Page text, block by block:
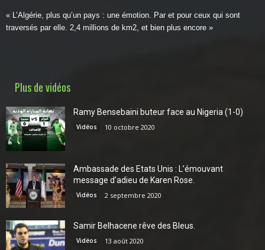
« L’Algérie, plus qu’un pays : une émotion. Par et pour ceux qui sont
traversés par elle. 2,4 millions de km2, et bien plus encore »
Plus de vidéos
Ramy Bensebaini buteur face au Nigeria (1-0)
Vidéos 10 octobre 2020
Ambassade des Etats Unis : L’émouvant
message d’adieu de Karen Rose.
Vidéos 2 septembre 2020
Samir Belhacene rêve des Bleus.
Vidéos 13 août 2020